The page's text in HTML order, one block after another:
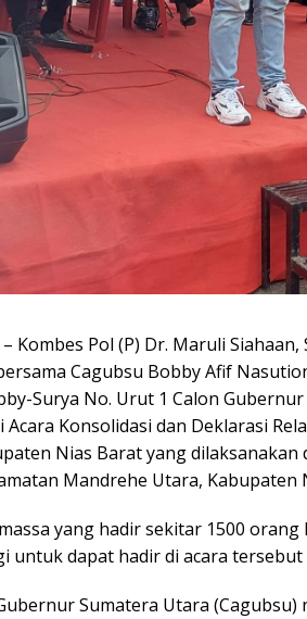
– Kombes Pol (P) Dr. Maruli
Cagubsu Bobby Afif
Surya No. Urut 1 Calon
Konsolidasi dan Deklarasi
Nias Barat yang dilaksanakan
Mandrehe Utara, Kabupaten
yang hadir sekitar 1500
untuk dapat hadir di acara tersebut
Sumatera Utara